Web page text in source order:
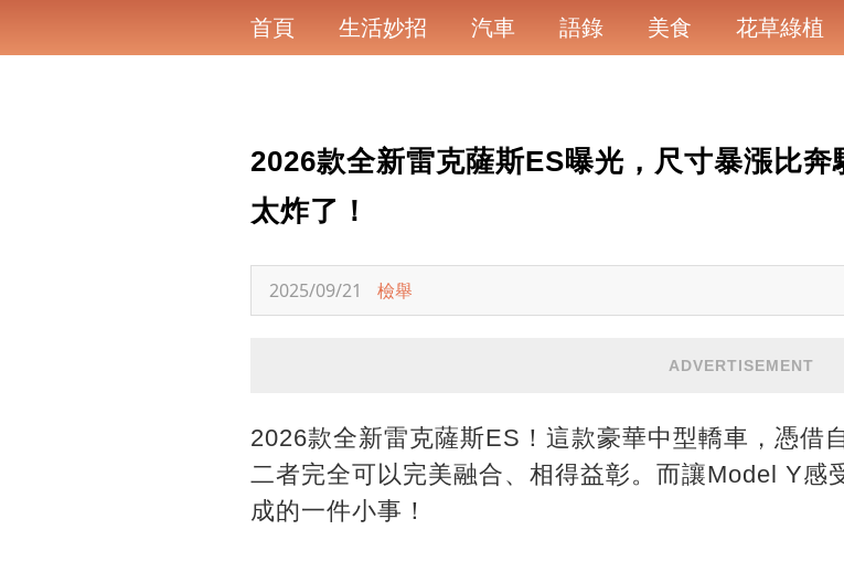
首頁 生活妙招 汽車 語錄 美食 花草綠植
2026款全新雷克薩斯ES曝光，尺寸暴漲比奔
太炸了！
2025/09/21 檢舉
ADVERTISEMENT
2026款全新雷克薩斯ES！這款豪華中型轎車，憑借
二者完全可以完美融合、相得益彰。而讓Model Y感
成的一件小事！